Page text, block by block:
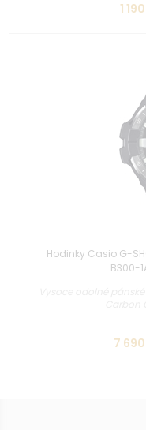
1
Hodinky Casio G-
B300-
7